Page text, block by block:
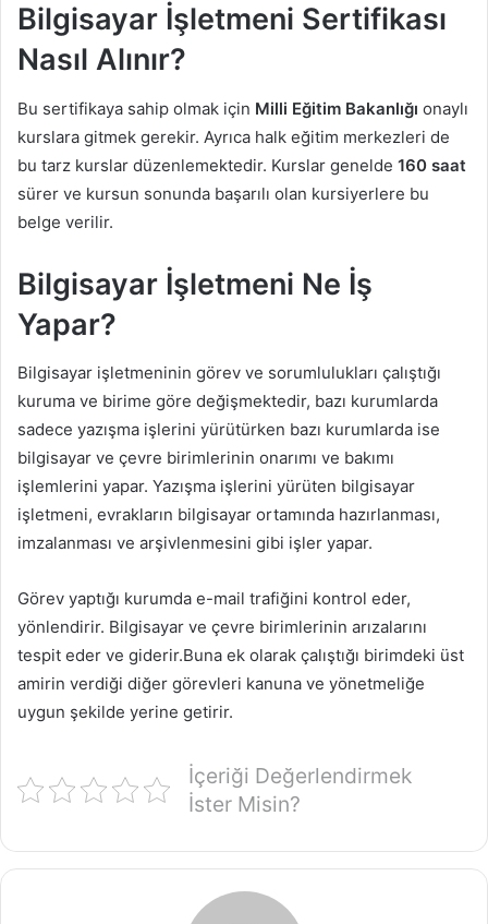
Bilgisayar İşletmeni Sertifikası
Nasıl Alınır?
Bu sertifikaya sahip olmak için Milli Eğitim Bakanlığı onaylı
kurslara gitmek gerekir. Ayrıca halk eğitim merkezleri de
bu tarz kurslar düzenlemektedir. Kurslar genelde 160 saat
sürer ve kursun sonunda başarılı olan kursiyerlere bu
belge verilir.
Bilgisayar İşletmeni Ne İş
Yapar?
Bilgisayar işletmeninin görev ve sorumlulukları çalıştığı
kuruma ve birime göre değişmektedir, bazı kurumlarda
sadece yazışma işlerini yürütürken bazı kurumlarda ise
bilgisayar ve çevre birimlerinin onarımı ve bakımı
işlemlerini yapar. Yazışma işlerini yürüten bilgisayar
işletmeni, evrakların bilgisayar ortamında hazırlanması,
imzalanması ve arşivlenmesini gibi işler yapar.
Görev yaptığı kurumda e-mail trafiğini kontrol eder,
yönlendirir. Bilgisayar ve çevre birimlerinin arızalarını
tespit eder ve giderir.Buna ek olarak çalıştığı birimdeki üst
amirin verdiği diğer görevleri kanuna ve yönetmeliğe
uygun şekilde yerine getirir.
İçeriği Değerlendirmek
İster Misin?